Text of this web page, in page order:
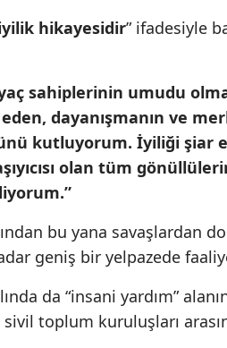
hikayesidir” ifadesiyle
sahiplerinin umudu
dayanışmanın ve
kutluyorum. İyiliği şiar
olan tüm
bu yana savaşlardan
geniş bir yelpazede
da “insani yardım”
toplum kuruluşları